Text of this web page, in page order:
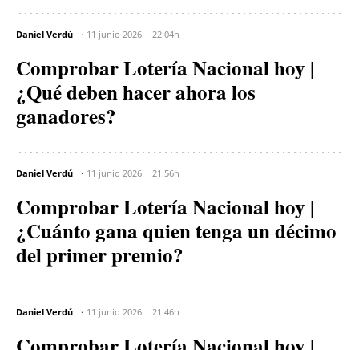
Daniel Verdú 11 junio 2026 22:04h
Comprobar Lotería Nacional hoy |
¿Qué deben hacer ahora los
ganadores?
Daniel Verdú 11 junio 2026 21:56h
Comprobar Lotería Nacional hoy |
¿Cuánto gana quien tenga un décimo
del primer premio?
Daniel Verdú 11 junio 2026 21:46h